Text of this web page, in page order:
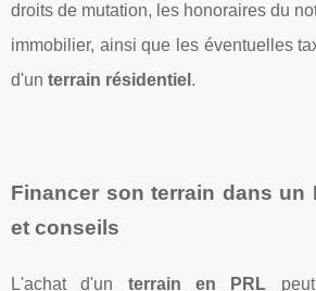
droits de mutation, les honoraires du
immobilier, ainsi que les éventuelles
d'un terrain résidentiel .
Financer son terrain dans un
et conseils
L'achat d'un terrain en PRL